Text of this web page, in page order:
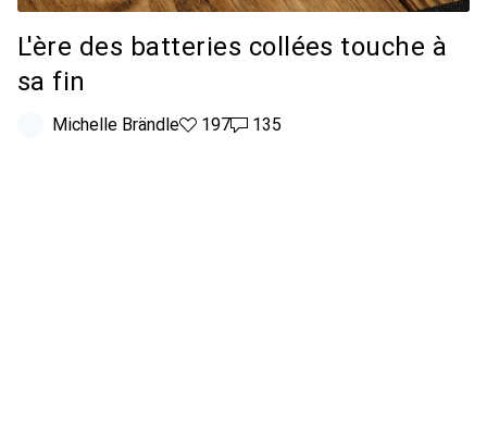
L'ère des batteries collées touche à
sa fin
Michelle Brändle197 likes
197135 commentaires
135